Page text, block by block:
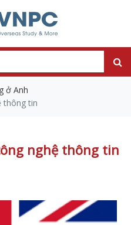
ở Anh
thông tin
nghệ thông tin